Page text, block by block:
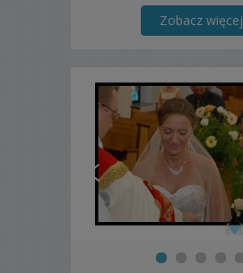
ślubne o wysokiej jakości.
Zobacz więcej